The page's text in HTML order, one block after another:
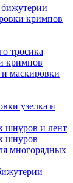
кримпов
тросика
кримпов
маскировки
узелка и
шнуров и лент
шнуров
многорядных